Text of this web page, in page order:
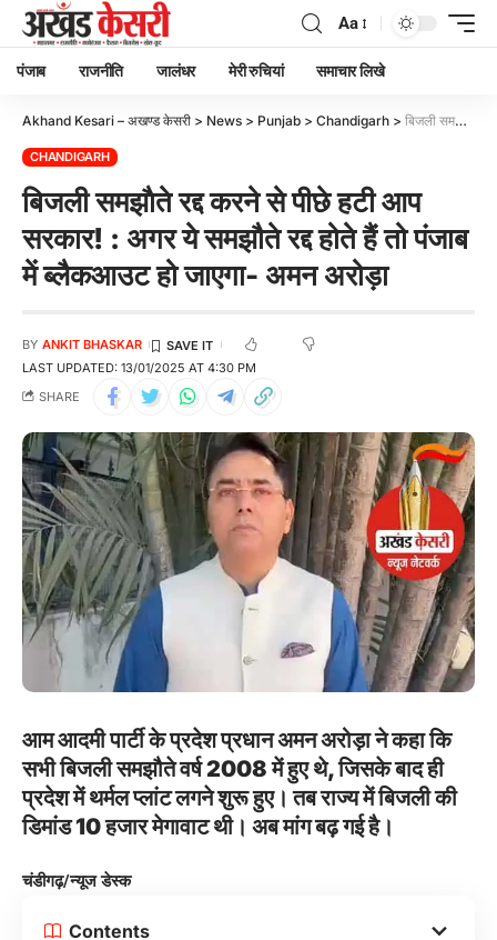
Aa
पंजाब राजनीति जालंधर मेरी रुचियां समाचार लिखे
Akhand Kesari – अखण्ड केसरी > News > Punjab > Chandigarh > बिजली समझाैते रद्द करने से पीछे हटी आप सरकार! : अगर ये समझौते रद्द होते हैं तो पंजाब में ब्लैकआउट हो जाएगा- अमन अरोड़ा
CHANDIGARH
बिजली समझाैते रद्द करने से पीछे हटी आप
सरकार! : अगर ये समझौते रद्द होते हैं तो पंजाब
में ब्लैकआउट हो जाएगा- अमन अरोड़ा
LAST UPDATED: 13/01/2025 AT 4:30 PM
BY ANKIT BHASKAR
SHARE
आम आदमी पार्टी के प्रदेश प्रधान अमन अरोड़ा ने कहा कि
सभी बिजली समझौते वर्ष 2008 में हुए थे, जिसके बाद ही
प्रदेश में थर्मल प्लांट लगने शुरू हुए। तब राज्य में बिजली की
डिमांड 10 हजार मेगावाट थी। अब मांग बढ़ गई है।
चंडीगढ़/न्यूज डेस्क
Contents